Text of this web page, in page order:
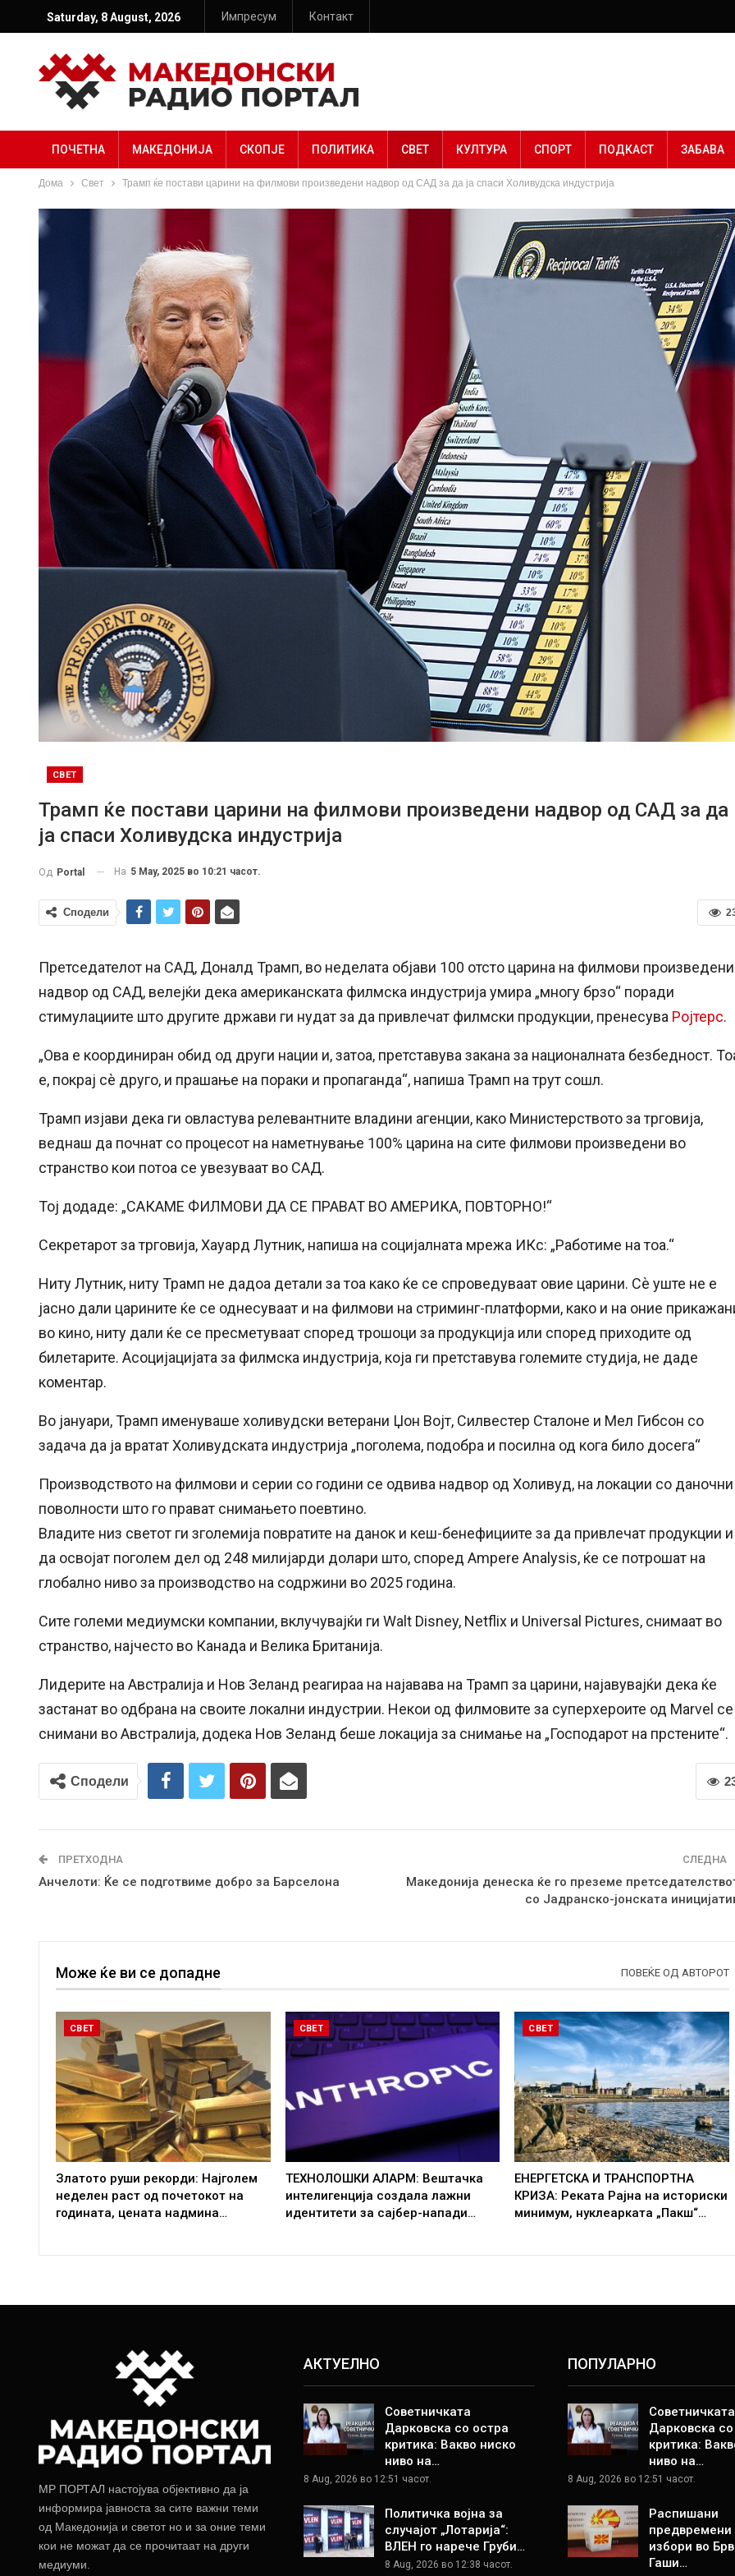
Saturday, 8 August, 2026 Импресум Контакт
ПОЧЕТНА МАКЕДОНИЈА СКОПЈЕ ПОЛИТИКА СВЕТ КУЛТУРА СПОРТ ПОДКАСТ ЗАБАВА
Дома Свет Трамп ќе постави царини на филмови произведени надвор од САД за да ја спаси Холивудска индустрија
СВЕТ
Трамп ќе постави царини на филмови произведени надвор од САД за да
ја спаси Холивудска индустрија
Од Portal На 5 May, 2025 во 10:21 часот.
Сподели
Претседателот на САД, Доналд Трамп, во неделата објави 100 отсто царина на филмови произведени
надвор од САД, велејќи дека американската филмска индустрија умира „многу брзо“ поради
стимулациите што другите држави ги нудат за да привлечат филмски продукции, пренесува Ројтерс.
„Ова е координиран обид од други нации и, затоа, претставува закана за националната безбедност.
е, покрај сè друго, и прашање на пораки и пропаганда“, напиша Трамп на трут сошл.
Трамп изјави дека ги овластува релевантните владини агенции, како Министерството за трговија,
веднаш да почнат со процесот на наметнување 100% царина на сите филмови произведени во
странство кои потоа се увезуваат во САД.
Тој додаде: „САКАМЕ ФИЛМОВИ ДА СЕ ПРАВАТ ВО АМЕРИКА, ПОВТОРНО!“
Секретарот за трговија, Хауард Лутник, напиша на социјалната мрежа ИКс: „Работиме на тоа.“
Ниту Лутник, ниту Трамп не дадоа детали за тоа како ќе се спроведуваат овие царини. Сѐ уште не е
јасно дали царините ќе се однесуваат и на филмови на стриминг-платформи, како и на оние
во кино, ниту дали ќе се пресметуваат според трошоци за продукција или според приходите од
билетарите. Асоцијацијата за филмска индустрија, која ги претставува големите студија, не даде
коментар.
Во јануари, Трамп именуваше холивудски ветерани Џон Војт, Силвестер Сталоне и Мел Гибсон со
задача да ја вратат Холивудската индустрија „поголема, подобра и посилна од кога било досега“
Производството на филмови и серии со години се одвива надвор од Холивуд, на локации со даночни
поволности што го прават снимањето поевтино.
Владите низ светот ги зголемија повратите на данок и кеш-бенефициите за да привлечат продукции и
да освојат поголем дел од 248 милијарди долари што, според Ampere Analysis, ќе се потрошат на
глобално ниво за производство на содржини во 2025 година.
Сите големи медиумски компании, вклучувајќи ги Walt Disney, Netflix и Universal Pictures, снимаат во
странство, најчесто во Канада и Велика Британија.
Лидерите на Австралија и Нов Зеланд реагираа на најавава на Трамп за царини, најавувајќи дека ќе
застанат во одбрана на своите локални индустрии. Некои од филмовите за суперхероите од Marvel се
снимани во Австралија, додека Нов Зеланд беше локација за снимање на „Господарот на прстените“.
Сподели
ПРЕТХОДНА
Анчелоти: Ќе се подготвиме добро за Барселона
СЛЕДНА
Македонија денеска ќе го преземе
со Јадранско-јонската
Може ќе ви се допадне ПОВЕЌЕ ОД АВТОРОТ
СВЕТ
Златото руши рекорди: Најголем
неделен раст од почетокот на
годината, цената надмина…
СВЕТ
ТЕХНОЛОШКИ АЛАРМ: Вештачка
интелигенција создала лажни
идентитети за сајбер-напади…
СВЕТ
ЕНЕРГЕТСКА И ТРАНСПОРТНА
КРИЗА: Реката Рајна на историски
минимум, нуклеарката „Пакш“…
МР ПОРТАЛ настојува објективно да ја
информира јавноста за сите важни теми
од Македонија и светот но и за оние теми
кои не можат да се прочитаат на други
медиуми.
АКТУЕЛНО
Советничката
Дарковска со остра
критика: Вакво ниско
ниво на…
8 Aug, 2026 во 12:51 часот.
Политичка војна за
случајот „Лотарија“:
ВЛЕН го нарече Груби…
8 Aug, 2026 во 12:38 часот.
ПОПУЛАРНО
Советничката
Дарковска
критика:
ниво на…
8 Aug, 2026 во 12:51 часот.
Распишани
предвремени
избори во
Гаши…